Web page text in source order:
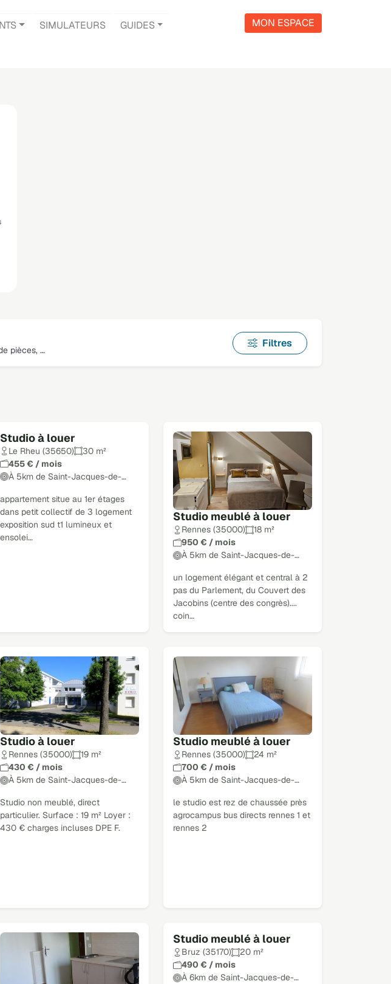
SIMULATEURS GUIDES MON ESPACE
pièces, …
Filtres
Studio à louer
Le Rheu (35650)
30 m²
455 € / mois
À 5km de Saint-Jacques-de-…
appartement situe au 1er étages
dans petit collectif de 3 logement
exposition sud t1 lumineux et
ensolei…
Studio meublé à louer
Rennes (35000)
18 m²
950 € / mois
À 5km de Saint-Jacques-de-…
un logement élégant et central à 2
pas du Parlement, du Couvert des
Jacobins (centre des congrès)....
coin…
Studio à louer
Rennes (35000)
19 m²
430 € / mois
À 5km de Saint-Jacques-de-…
Studio non meublé, direct
particulier. Surface : 19 m² Loyer :
430 € charges incluses DPE F.
Studio meublé à louer
Rennes (35000)
24 m²
700 € / mois
À 5km de Saint-Jacques-de-…
le studio est rez de chaussée près
agrocampus bus directs rennes 1 et
rennes 2
Studio meublé à louer
Bruz (35170)
20 m²
490 € / mois
À 6km de Saint-Jacques-de-…